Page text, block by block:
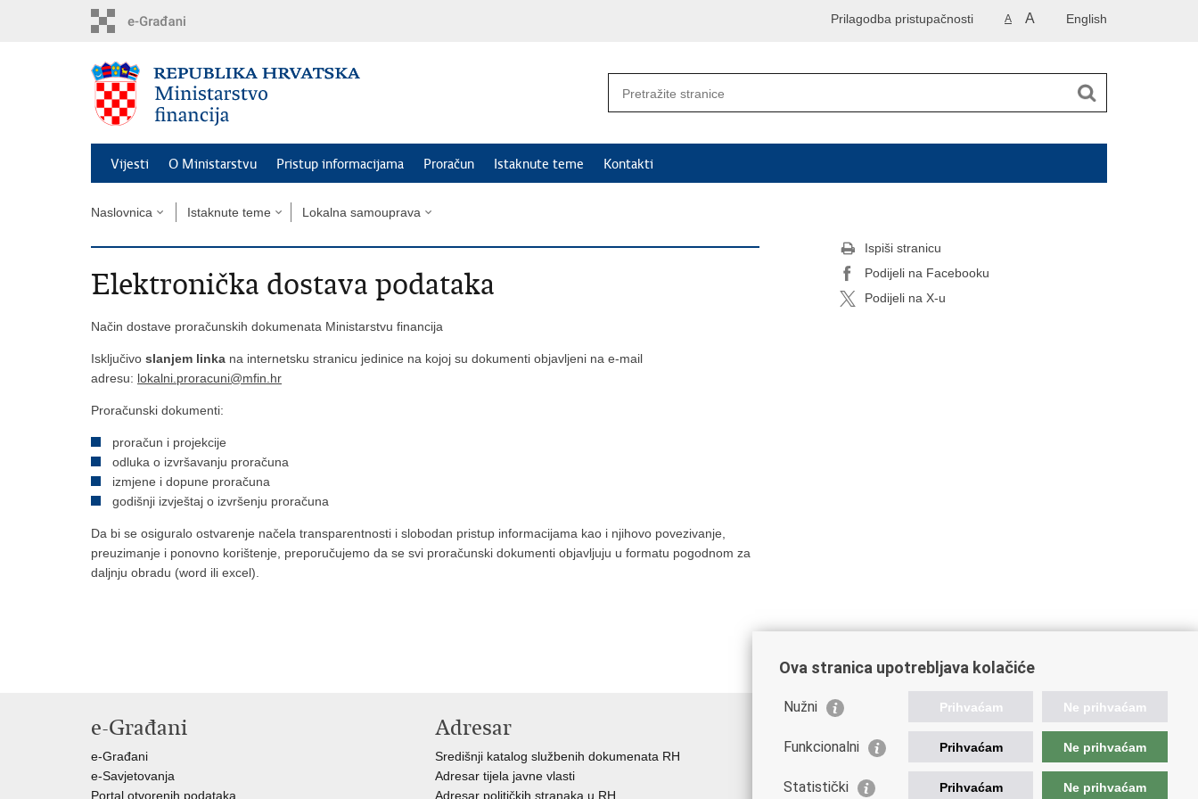
English
A A
Prilagodba pristupačnosti
Vijesti O Ministarstvu Pristup informacijama Proračun Istaknute teme Kontakti
Naslovnica Istaknute teme Lokalna samouprava
Elektronička dostava podataka
Način dostave proračunskih dokumenata Ministarstvu financija
Isključivo slanjem linka na internetsku stranicu jedinice na kojoj su dokumenti objavljeni na e-mail
adresu: lokalni.proracuni@mfin.hr
Proračunski dokumenti:
proračun i projekcije
odluka o izvršavanju proračuna
izmjene i dopune proračuna
godišnji izvještaj o izvršenju proračuna
Da bi se osiguralo ostvarenje načela transparentnosti i slobodan pristup informacijama kao i njihovo povezivanje,
preuzimanje i ponovno korištenje, preporučujemo da se svi proračunski dokumenti objavljuju u formatu pogodnom za
daljnju obradu (word ili excel).
Ispiši stranicu
Podijeli na Facebooku
Podijeli na X-u
e-Građani
e-Građani
e-Savjetovanja
Portal otvorenih podataka
Adresar
Središnji katalog službenih dokumenata RH
Adresar tijela javne vlasti
Adresar političkih stranaka u RH
Vlada RH
Ured Predsjednika
Ova stranica upotrebljava kolačiće
Nužni Prihvaćam Ne prihvaćam
Funkcionalni Prihvaćam Ne prihvaćam
Statistički Prihvaćam Ne prihvaćam